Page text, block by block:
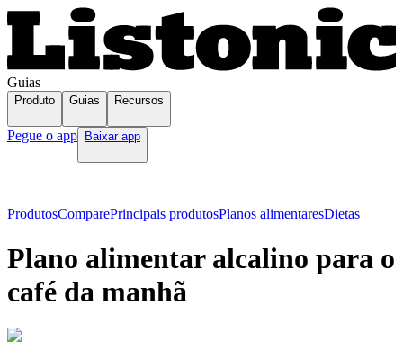
Guias
Produto Guias Recursos
Pegue o app Baixar app
ProdutosComparePrincipais produtosPlanos alimentaresDietas
Plano alimentar alcalino para o
café da manhã